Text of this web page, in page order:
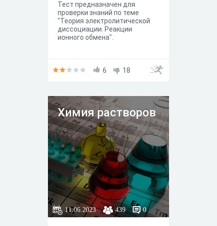
Тест предназначен для
проверки знаний по теме
"Теория электролитической
диссоциации. Реакции
ионного обмена".
6 18
Химия растворов
11.06.2023 439 0